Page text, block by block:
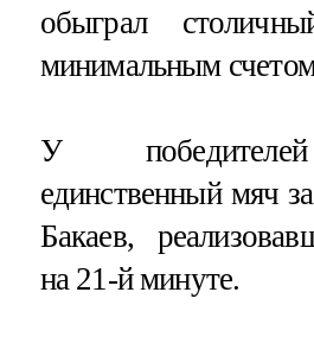
обыграл
минимальным
У
единственный мяч
Бакаев,
на 21-й минуте.